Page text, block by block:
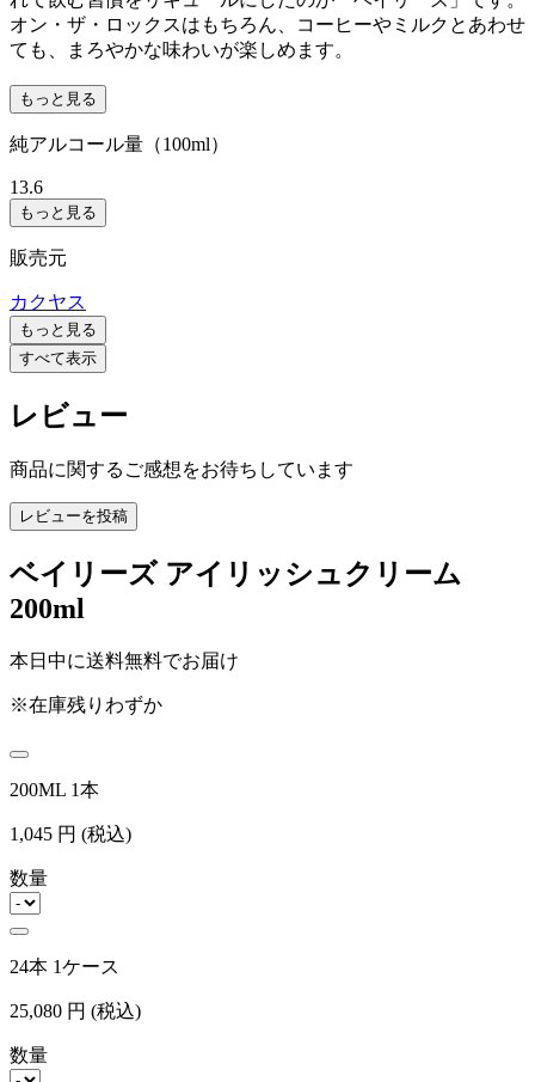
オン・ザ・ロックスはもちろん、コーヒーやミルクとあわせ
ても、まろやかな味わいが楽しめます。
もっと見る
純アルコール量（100ml）
13.6
もっと見る
販売元
カクヤス
もっと見る
すべて表示
レビュー
商品に関するご感想をお待ちしています
レビューを投稿
ベイリーズ アイリッシュクリーム
200ml
本日中に送料無料でお届け
※在庫残りわずか
200ML 1本
1,045 円 (税込)
数量
24本 1ケース
25,080 円 (税込)
数量